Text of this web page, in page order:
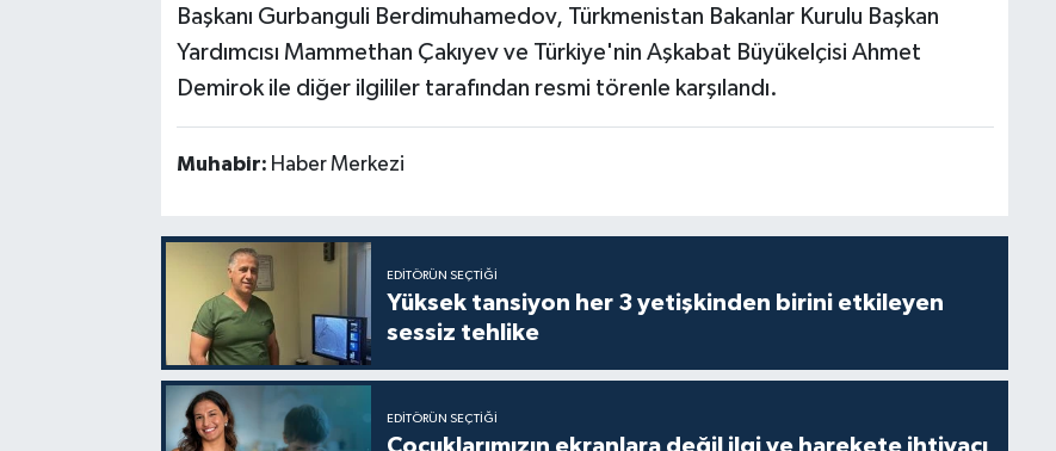
Başkanı Gurbanguli Berdimuhamedov, Türkmenistan Bakanlar Kurulu Başkan
Yardımcısı Mammethan Çakıyev ve Türkiye'nin Aşkabat Büyükelçisi Ahmet
Demirok ile diğer ilgililer tarafından resmi törenle karşılandı.
Muhabir: Haber Merkezi
EDITÖRÜN SEÇTIĞI
Yüksek tansiyon her 3 yetişkinden birini etkileyen
sessiz tehlike
EDITÖRÜN SEÇTIĞI